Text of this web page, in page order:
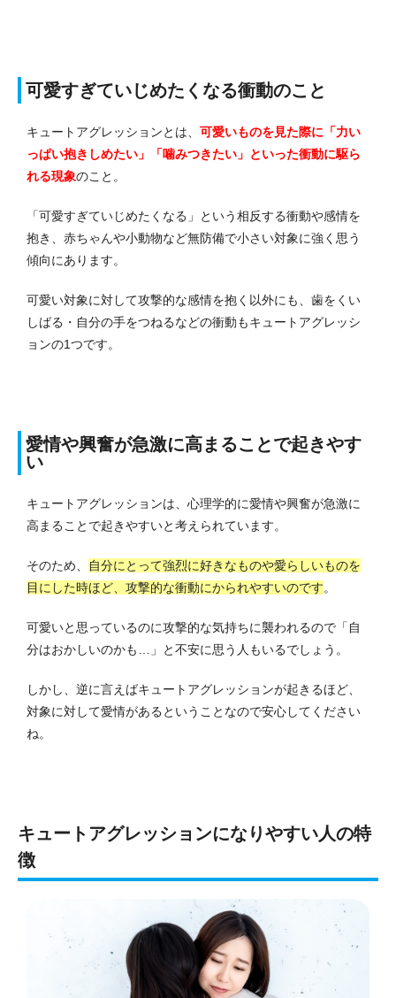
可愛すぎていじめたくなる衝動のこと
キュートアグレッションとは、 可愛いものを見た際に「力い
っぱい抱きしめたい」「噛みつきたい」といった衝動に駆ら
れる現象のこと。
「可愛すぎていじめたくなる」という相反する衝動や感情を
抱き、赤ちゃんや小動物など無防備で小さい対象に強く思う
傾向にあります。
可愛い対象に対して攻撃的な感情を抱く以外にも、歯をくい
しばる・自分の手をつねるなどの衝動もキュートアグレッシ
ョンの1つです。
愛情や興奮が急激に高まることで起きやす
い
キュートアグレッションは、心理学的に愛情や興奮が急激に
高まることで起きやすいと考えられています。
そのため、
自分にとって強烈に好きなものや愛らしいものを
目にした時ほど、攻撃的な衝動にかられやすいのです。
可愛いと思っているのに攻撃的な気持ちに襲われるので「自
分はおかしいのかも…」と不安に思う人もいるでしょう。
しかし、逆に言えばキュートアグレッションが起きるほど、
対象に対して愛情があるということなので安心してください
ね。
キュートアグレッションになりやすい人の特
徴